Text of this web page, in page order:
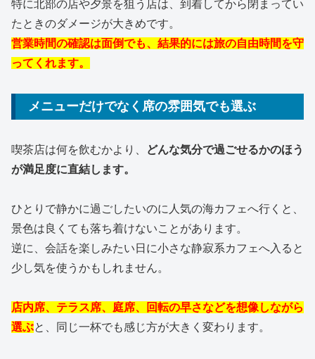
特に北部の店や夕景を狙う店は、到着してから閉まってい
たときのダメージが大きめです。
営業時間の確認は面倒でも、結果的には旅の自由時間を守
ってくれます。
メニューだけでなく席の雰囲気でも選ぶ
喫茶店は何を飲むかより、
どんな気分で過ごせるかのほう
が満足度に直結します。
ひとりで静かに過ごしたいのに人気の海カフェへ行くと、
景色は良くても落ち着けないことがあります。
逆に、会話を楽しみたい日に小さな静寂系カフェへ入ると
少し気を使うかもしれません。
店内席、テラス席、庭席、回転の早さなどを想像しながら
選ぶと、同じ一杯でも感じ方が大きく変わります。